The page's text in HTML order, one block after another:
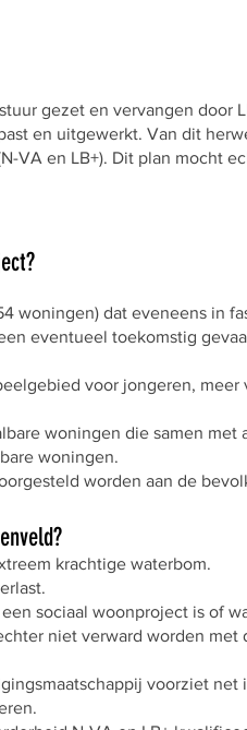
gezet en vervangen door
en uitgewerkt. Van dit
VA en LB+). Dit plan mocht
woningen) dat eveneens in
eventueel toekomstig
voor jongeren,
woningen die samen met
woningen.
worden aan de
krachtige waterbom.
sociaal woonproject is of
niet verward worden met
voorziet net